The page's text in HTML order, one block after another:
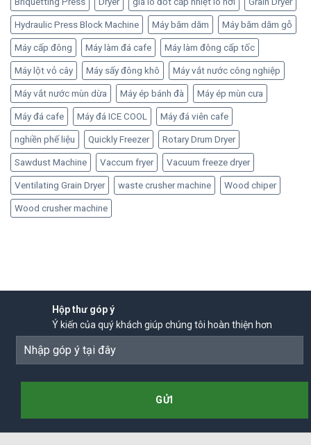
Hydraulic Press Block Machine Máy băm dăm Máy băm dăm gỗ
Máy cấp đông Máy làm đá cafe Máy làm đông cấp tốc
Máy lột vỏ cây Máy sấy đông khô Máy vắt nước công nghiệp
Máy vắt nước mùn dừa Máy ép bánh đà Máy ép mùn cưa
Máy đá cafe Máy đá ICE COOL Máy đá viên cafe
nghiền phế liệu Quickly Freezer Rotary Drum Dryer
Sawdust Machine Vaccum fryer Vacuum freeze dryer
Ventilating Grain Dryer waste crusher machine Wood chiper
Wood crusher machine
Hộp thư góp ý
Ý kiến của quý khách giúp chúng tôi hoàn thiện hơn